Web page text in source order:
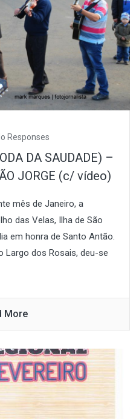
Responses
DA SAUDADE) –
JORGE (c/ vídeo)
mês de Janeiro, a
das Velas, Ilha de São
em honra de Santo Antão.
Largo dos Rosais, deu-se
More